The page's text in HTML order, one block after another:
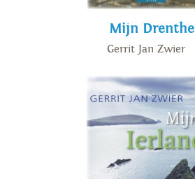
IJsland en andere koude
streken, waarbij de
waddeneilanden het begin- en
licht' bevat verhalen over barse,
noordelijke gebieden,
waaronder Spitsbergen. Het
verbindende thema in 'Mijn
Mijn Drenthe
Gerrit Jan Zwier